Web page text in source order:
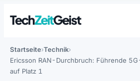
TechZeitGeist
Startseite Technik
Ericsson RAN-Durchbruch: Führende
auf Platz 1